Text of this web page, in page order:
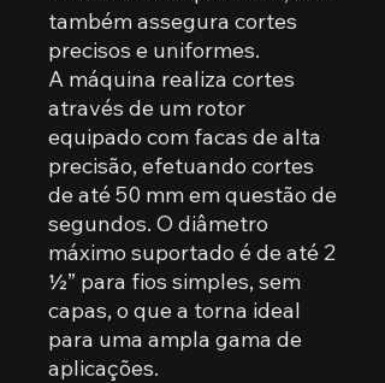
também assegura cortes
precisos e uniformes.
A máquina realiza cortes
através de um rotor
equipado com facas de alta
precisão, efetuando cortes
de até 50 mm em questão de
segundos. O diâmetro
máximo suportado é de até 2
½” para fios simples, sem
capas, o que a torna ideal
para uma ampla gama de
aplicações.